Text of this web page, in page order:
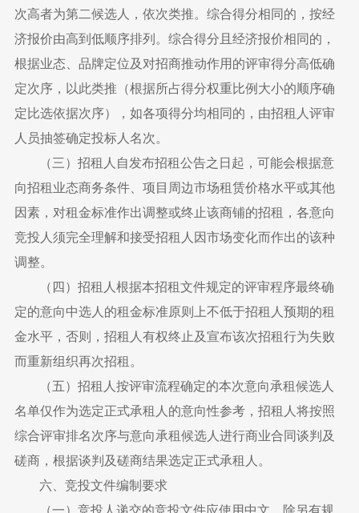
次高者为第二候选人，依次类推。综合得分相同的，按经
济报价由高到低顺序排列。综合得分且经济报价相同的，
根据业态、品牌定位及对招商推动作用的评审得分高低确
定次序，以此类推（根据所占得分权重比例大小的顺序确
定比选依据次序），如各项得分均相同的，由招租人评审
人员抽签确定投标人名次。
（三）招租人自发布招租公告之日起，可能会根据意
向招租业态商务条件、项目周边市场租赁价格水平或其他
因素，对租金标准作出调整或终止该商铺的招租，各意向
竞投人须完全理解和接受招租人因市场变化而作出的该种
调整。
（四）招租人根据本招租文件规定的评审程序最终确
定的意向中选人的租金标准原则上不低于招租人预期的租
金水平，否则，招租人有权终止及宣布该次招租行为失败
而重新组织再次招租。
（五）招租人按评审流程确定的本次意向承租候选人
名单仅作为选定正式承租人的意向性参考，招租人将按照
综合评审排名次序与意向承租候选人进行商业合同谈判及
磋商，根据谈判及磋商结果选定正式承租人。
六、竞投文件编制要求
（一）竞投人递交的竞投文件应使用中文，除另有规